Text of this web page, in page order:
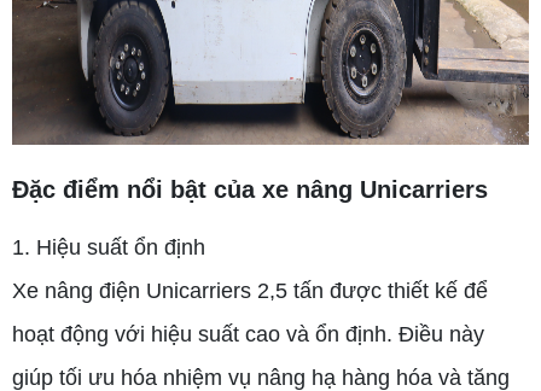
Đặc điểm nổi bật của xe nâng Unicarriers
1. Hiệu suất ổn định
Xe nâng điện Unicarriers 2,5 tấn được thiết kế để
hoạt động với hiệu suất cao và ổn định. Điều này
giúp tối ưu hóa nhiệm vụ nâng hạ hàng hóa và tăng